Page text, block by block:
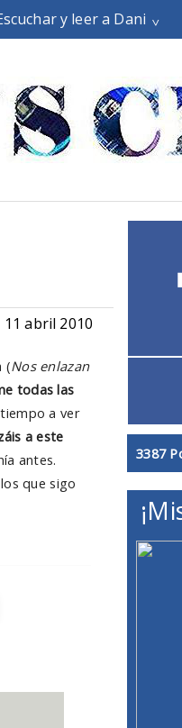
y leer a Dani
11 abril 2010
(Nos enlazan
todas las
a ver
a este
antes.
que sigo
3387